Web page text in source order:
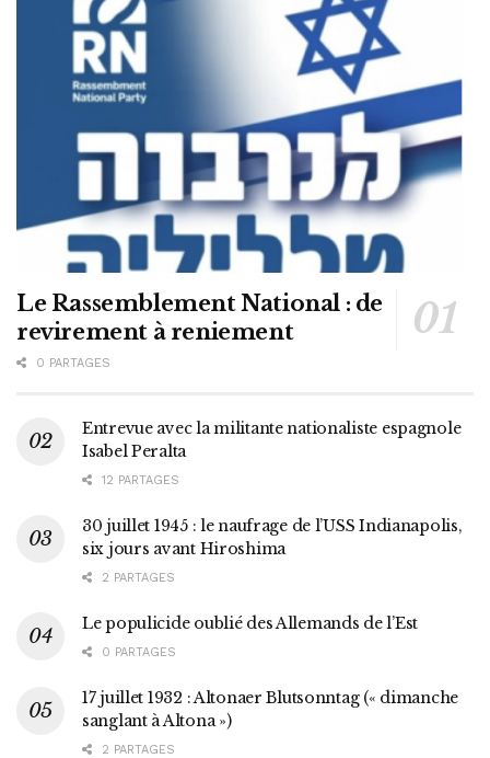
Le Rassemblement National : de
revirement à reniement
0 PARTAGES
Entrevue avec la militante nationaliste espagnole
Isabel Peralta
12 PARTAGES
30 juillet 1945 : le naufrage de l’USS Indianapolis,
six jours avant Hiroshima
2 PARTAGES
Le populicide oublié des Allemands de l’Est
0 PARTAGES
17 juillet 1932 : Altonaer Blutsonntag (« dimanche
sanglant à Altona »)
2 PARTAGES